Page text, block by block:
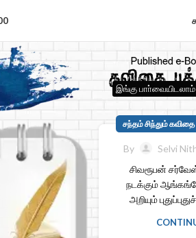
இங்கு பாா்வையிடலாம்
சந்தம் சிந்தும் கவிதை
By Selvi
சிவரூபன்
நடக்கும்
அறியும்